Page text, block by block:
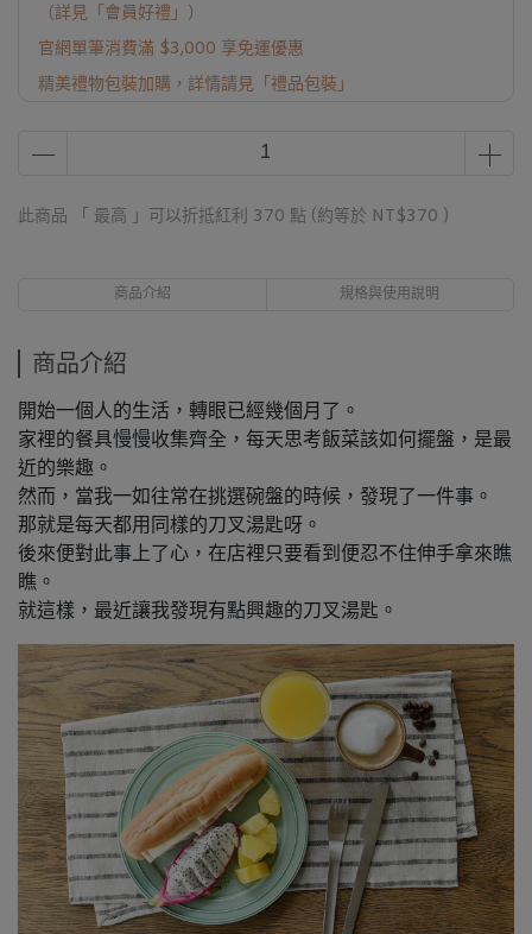
（詳見「會員好禮」）
官網單筆消費滿 $3,000 享免運優惠
精美禮物包裝加購，詳情請見「禮品包裝」
此商品 「 最高 」可以折抵紅利 370 點 (約等於 NT$370 )
商品介紹 規格與使用說明
商品介紹
開始一個人的生活，轉眼已經幾個月了。
家裡的餐具慢慢收集齊全，每天思考飯菜該如何擺盤，是最
近的樂趣。
然而，當我一如往常在挑選碗盤的時候，發現了一件事。
那就是每天都用同樣的刀叉湯匙呀。
後來便對此事上了心，在店裡只要看到便忍不住伸手拿來瞧
瞧。
就這樣，最近讓我發現有點興趣的刀叉湯匙。